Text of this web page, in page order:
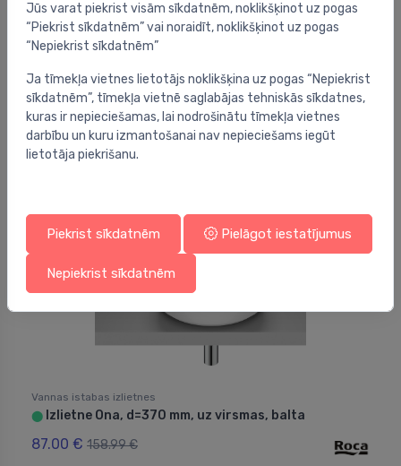
Vannas istabas izlietnes
Izlietne The Gap Round, 550x390 mm, uz virsmas,
balta
112.00 € 224.00 €
Vannas istabas izlietnes
⬤ Izlietne Ona, d=370 mm, uz virsmas, balta
87.00 € 158.99 €
Jūs varat piekrist visām sīkdatnēm, noklikšķinot uz pogas
“Piekrist sīkdatnēm” vai noraidīt, noklikšķinot uz pogas
“Nepiekrist sīkdatnēm”
Ja tīmekļa vietnes lietotājs noklikšķina uz pogas “Nepiekrist
sīkdatnēm”, tīmekļa vietnē saglabājas tehniskās sīkdatnes,
kuras ir nepieciešamas, lai nodrošinātu tīmekļa vietnes
darbību un kuru izmantošanai nav nepieciešams iegūt
lietotāja piekrišanu.
Piekrist sīkdatnēm Pielāgot iestatījumus
Nepiekrist sīkdatnēm